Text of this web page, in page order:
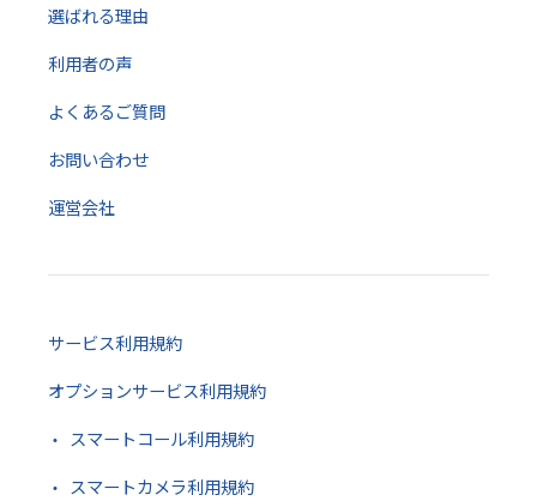
選ばれる理由
利用者の声
よくあるご質問
お問い合わせ
運営会社
サービス利用規約
オプションサービス利用規約
スマートコール利用規約
スマートカメラ利用規約